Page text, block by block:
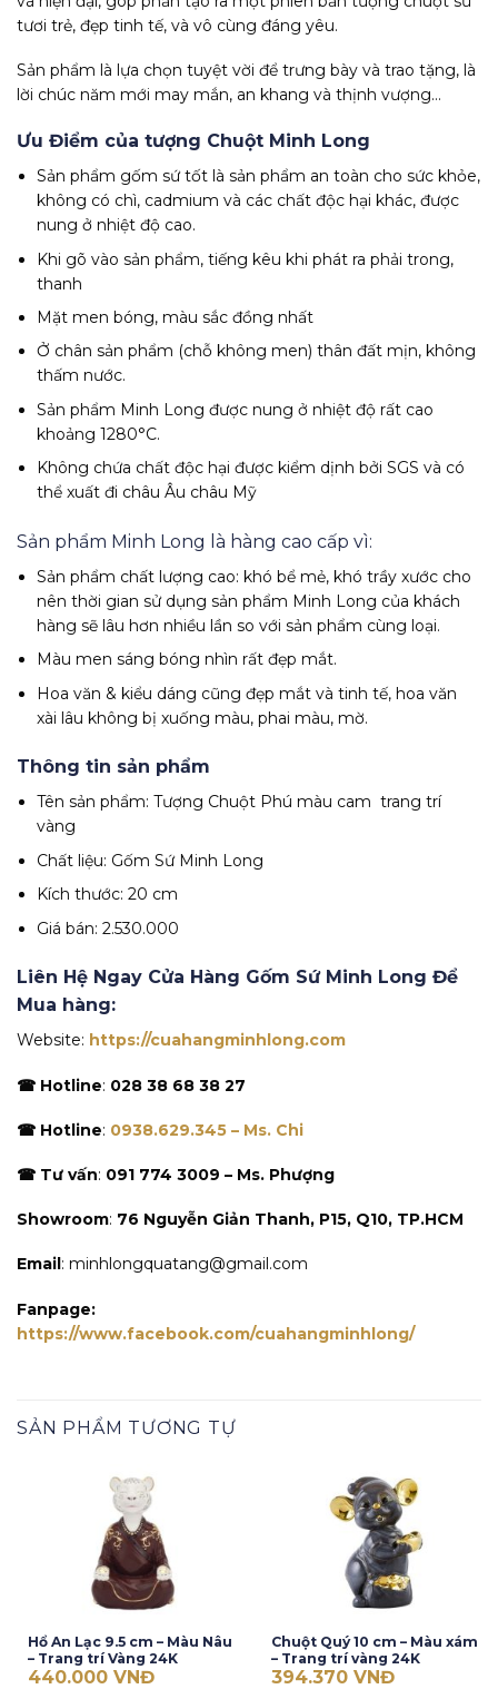
tươi trẻ, đẹp tinh tế, và vô cùng đáng yêu.
Sản phẩm là lựa chọn tuyệt vời để trưng bày và trao tặng, là
lời chúc năm mới may mắn, an khang và thịnh vượng…
Ưu Điểm của tượng Chuột Minh Long
Sản phẩm gốm sứ tốt là sản phẩm an toàn cho sức khỏe,
không có chì, cadmium và các chất độc hại khác, được
nung ở nhiệt độ cao.
Khi gõ vào sản phẩm, tiếng kêu khi phát ra phải trong,
thanh
Mặt men bóng, màu sắc đồng nhất
Ở chân sản phẩm (chỗ không men) thân đất mịn, không
thấm nước.
Sản phẩm Minh Long được nung ở nhiệt độ rất cao
khoảng 1280°C.
Không chứa chất độc hại được kiểm dịnh bởi SGS và có
thể xuất đi châu Âu châu Mỹ
Sản phẩm Minh Long là hàng cao cấp vì:
Sản phẩm chất lượng cao: khó bể mẻ, khó trầy xước cho
nên thời gian sử dụng sản phẩm Minh Long của khách
hàng sẽ lâu hơn nhiều lần so với sản phẩm cùng loại.
Màu men sáng bóng nhìn rất đẹp mắt.
Hoa văn & kiểu dáng cũng đẹp mắt và tinh tế, hoa văn
xài lâu không bị xuống màu, phai màu, mờ.
Thông tin sản phẩm
Tên sản phẩm: Tượng Chuột Phú màu cam trang trí
vàng
Chất liệu: Gốm Sứ Minh Long
Kích thước: 20 cm
Giá bán: 2.530.000
Liên Hệ Ngay Cửa Hàng Gốm Sứ Minh Long Để
Mua hàng:
Website: https://cuahangminhlong.com
☎ Hotline: 028 38 68 38 27
☎ Hotline: 0938.629.345 – Ms. Chi
☎ Tư vấn: 091 774 3009 – Ms. Phượng
Showroom: 76 Nguyễn Giản Thanh, P15, Q10, TP.HCM
Email : minhlongquatang@gmail.com
Fanpage:
https://www.facebook.com/cuahangminhlong/
SẢN PHẨM TƯƠNG TỰ
Hổ An Lạc 9.5 cm – Màu Nâu
– Trang trí Vàng 24K
440.000 VNĐ
Chuột Quý 10 cm – Màu xám
– Trang trí vàng 24K
394.370 VNĐ